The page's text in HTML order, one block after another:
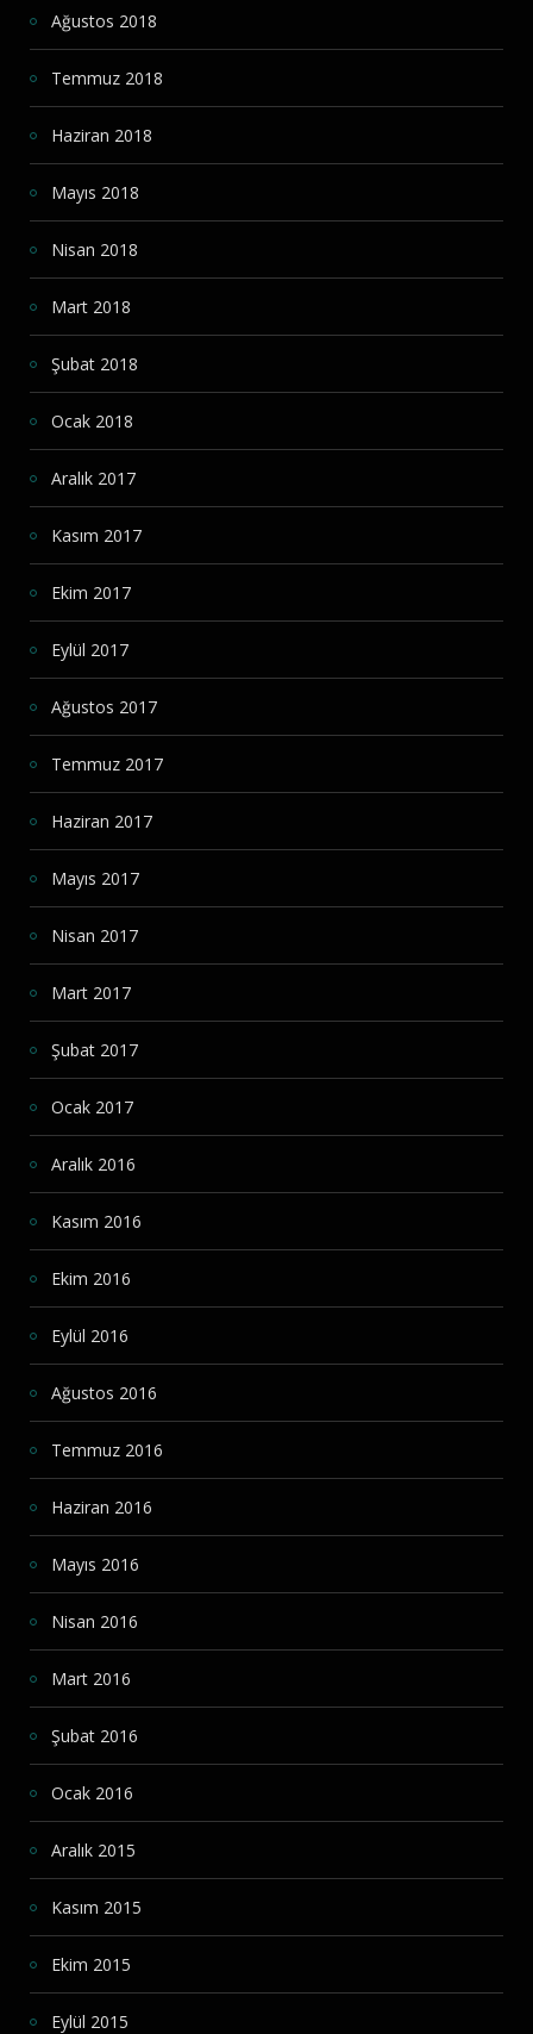
Ağustos 2018
Temmuz 2018
Haziran 2018
Mayıs 2018
Nisan 2018
Mart 2018
Şubat 2018
Ocak 2018
Aralık 2017
Kasım 2017
Ekim 2017
Eylül 2017
Ağustos 2017
Temmuz 2017
Haziran 2017
Mayıs 2017
Nisan 2017
Mart 2017
Şubat 2017
Ocak 2017
Aralık 2016
Kasım 2016
Ekim 2016
Eylül 2016
Ağustos 2016
Temmuz 2016
Haziran 2016
Mayıs 2016
Nisan 2016
Mart 2016
Şubat 2016
Ocak 2016
Aralık 2015
Kasım 2015
Ekim 2015
Eylül 2015